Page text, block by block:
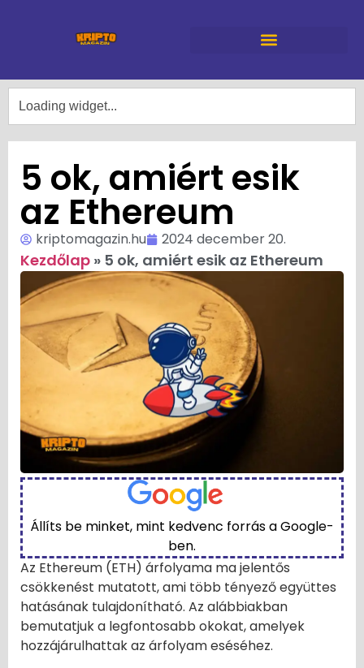
5 ok, amiért esik
az Ethereum
kriptomagazin.hu 2024 december 20.
Kezdőlap » 5 ok, amiért esik az Ethereum
Állíts be minket, mint kedvenc forrás a Google-
ben.
Az Ethereum (ETH) árfolyama ma jelentős
csökkenést mutatott, ami több tényező együttes
hatásának tulajdonítható. Az alábbiakban
bemutatjuk a legfontosabb okokat, amelyek
hozzájárulhattak az árfolyam eséséhez.